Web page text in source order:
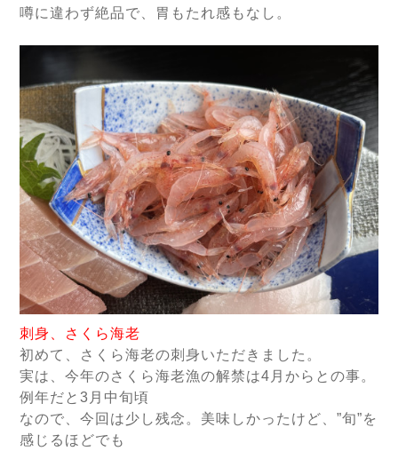
噂に違わず絶品で、胃もたれ感もなし。
刺身、さくら海老
初めて、さくら海老の刺身いただきました。
実は、今年のさくら海老漁の解禁は4月からとの事。
例年だと3月中旬頃
なので 、今回は少し残念。美味しかったけど、”旬”を
感じるほどでも